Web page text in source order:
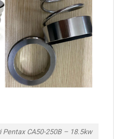
CA50-250B – 18.5kw